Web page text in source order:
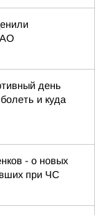
день
и куда
- о новых
при ЧС